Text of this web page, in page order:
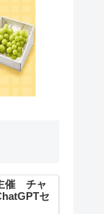
催 チャ
セ